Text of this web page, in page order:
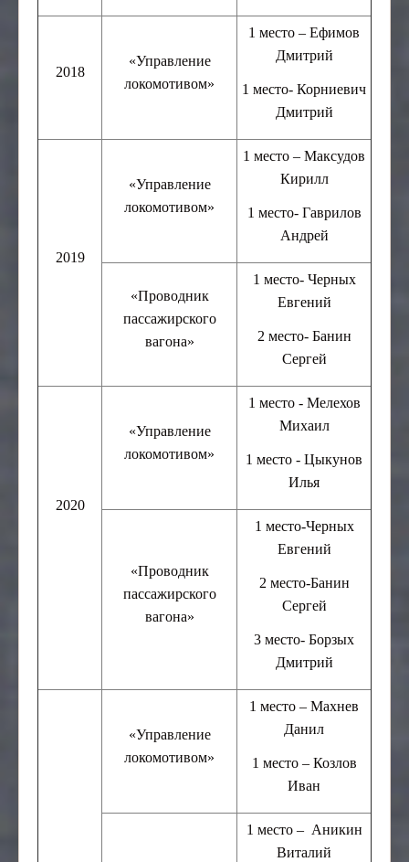
2018
«Управление
локомотивом»
1 место – Ефимов
Дмитрий
1 место- Корниевич
Дмитрий
2019
«Управление
локомотивом»
1 место – Максудов
Кирилл
1 место- Гаврилов
Андрей
«Проводник
пассажирского
вагона»
1 место- Черных
Евгений
2 место- Банин
Сергей
2020
«Управление
локомотивом»
1 место - Мелехов
Михаил
1 место - Цыкунов
Илья
«Проводник
пассажирского
вагона»
1 место-Черных
Евгений
2 место-Банин
Сергей
3 место- Борзых
Дмитрий
«Управление
локомотивом»
1 место – Махнев
Данил
1 место – Козлов
Иван
1 место – Аникин
Виталий